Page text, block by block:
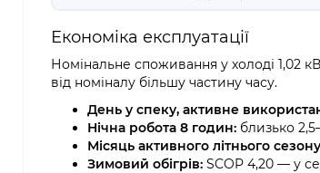
Економіка експлуатації
Номінальне споживання у холоді 1,02
від номіналу більшу частину часу.
День у спеку, активне
Нічна робота 8 годин: близько
Місяць активного літнього
Зимовий обігрів: SCOP 4,20 — у